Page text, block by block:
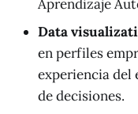
Aprendizaje
Data
en perfiles
experiencia del
de decisiones.